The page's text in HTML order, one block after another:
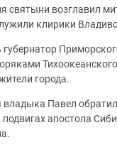
святыни возглавил
клирики
губернатор
города.
владыка Павел
подвигах апостола